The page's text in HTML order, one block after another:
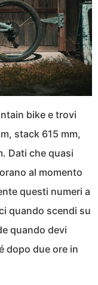
bike e trovi
stack 615 mm,
Dati che quasi
al momento
questi numeri a
quando scendi su
quando devi
dopo due ore in